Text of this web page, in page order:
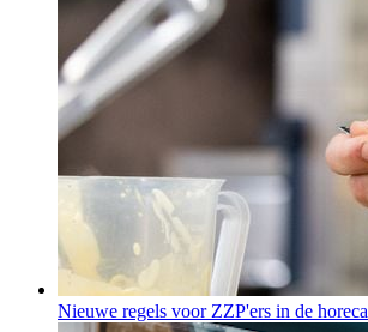
Nieuwe regels voor ZZP'ers in de horeca